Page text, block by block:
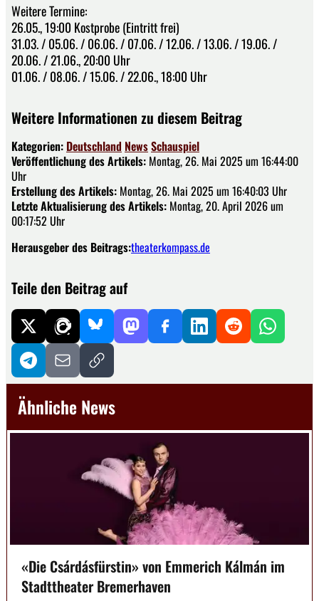
Weitere Termine:
26.05., 19:00 Kostprobe (Eintritt frei)
31.03. / 05.06. / 06.06. / 07.06. / 12.06. / 13.06. / 19.06. /
20.06. / 21.06., 20:00 Uhr
01.06. / 08.06. / 15.06. / 22.06., 18:00 Uhr
Weitere Informationen zu diesem Beitrag
Kategorien: Deutschland NewsSchauspiel
Veröffentlichung des Artikels: Montag, 26. Mai 2025 um 16:44:00
Uhr
Erstellung des Artikels: Montag, 26. Mai 2025 um 16:40:03 Uhr
Letzte Aktualisierung des Artikels: Montag, 20. April 2026 um
00:17:52 Uhr
Herausgeber des Beitrags:theaterkompass.de
Teile den Beitrag auf
Ähnliche News
«Die Csárdásfürstin» von Emmerich Kálmán im
Stadttheater Bremerhaven